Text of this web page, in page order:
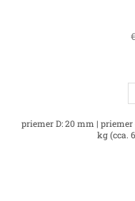
priemer D: 20 mm | priemer
kg (cca.